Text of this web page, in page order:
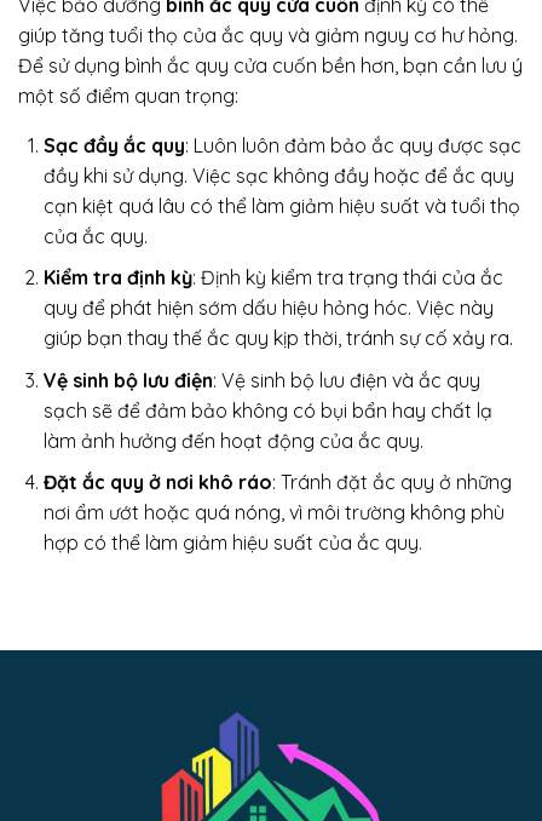
giúp tăng tuổi thọ của ắc quy và giảm nguy cơ hư hỏng.
Để sử dụng bình ắc quy cửa cuốn bền hơn, bạn cần lưu ý
một số điểm quan trọng:
Sạc đầy ắc quy: Luôn luôn đảm bảo ắc quy được sạc
đầy khi sử dụng. Việc sạc không đầy hoặc để ắc quy
cạn kiệt quá lâu có thể làm giảm hiệu suất và tuổi thọ
của ắc quy.
Kiểm tra định kỳ: Định kỳ kiểm tra trạng thái của ắc
quy để phát hiện sớm dấu hiệu hỏng hóc. Việc này
giúp bạn thay thế ắc quy kịp thời, tránh sự cố xảy ra.
Vệ sinh bộ lưu điện: Vệ sinh bộ lưu điện và ắc quy
sạch sẽ để đảm bảo không có bụi bẩn hay chất lạ
làm ảnh hưởng đến hoạt động của ắc quy.
Đặt ắc quy ở nơi khô ráo: Tránh đặt ắc quy ở những
nơi ẩm ướt hoặc quá nóng, vì môi trường không phù
hợp có thể làm giảm hiệu suất của ắc quy.